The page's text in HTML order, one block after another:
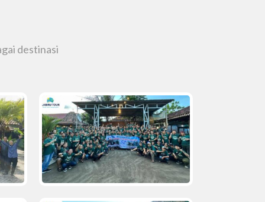
destinasi